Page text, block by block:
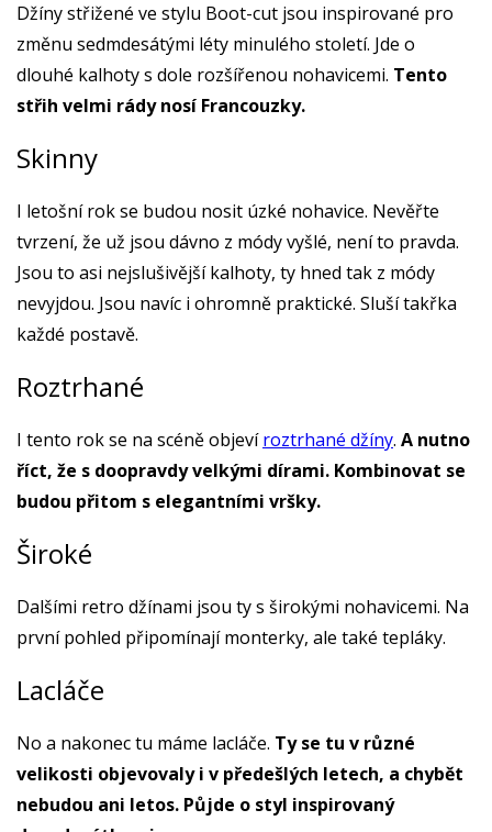
Džíny střižené ve stylu Boot-cut jsou inspirované pro
změnu sedmdesátými léty minulého století. Jde o
dlouhé kalhoty s dole rozšířenou nohavicemi. Tento
střih velmi rády nosí Francouzky.
Skinny
I letošní rok se budou nosit úzké nohavice. Nevěřte
tvrzení, že už jsou dávno z módy vyšlé, není to pravda.
Jsou to asi nejslušivější kalhoty, ty hned tak z módy
nevyjdou. Jsou navíc i ohromně praktické. Sluší takřka
každé postavě.
Roztrhané
I tento rok se na scéně objevíroztrhané džíny. A nutno
říct, že s doopravdy velkými dírami. Kombinovat se
budou přitom s elegantními vršky.
Široké
Dalšími retro džínami jsou ty s širokými nohavicemi. Na
první pohled připomínají monterky, ale také tepláky.
Lacláče
No a nakonec tu máme lacláče. Ty se tu v různé
velikosti objevovaly i v předešlých letech, a chybět
nebudou ani letos. Půjde o styl inspirovaný